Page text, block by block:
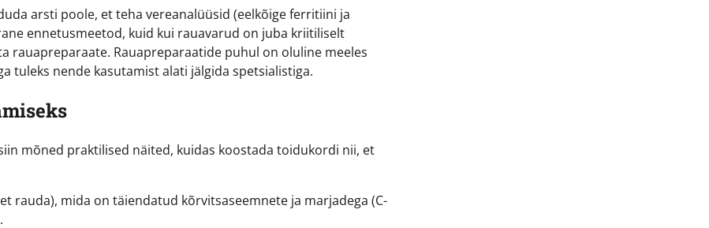
arsti poole, et teha vereanalüüsid (eelkõige ferritiini ja
ennetusmeetod, kuid kui rauavarud on juba kriitiliselt
rauapreparaate. Rauapreparaatide puhul on oluline meeles
tuleks nende kasutamist alati jälgida spetsialistiga.
mõned praktilised näited, kuidas koostada toidukordi nii, et
rauda), mida on täiendatud kõrvitsaseemnete ja marjadega (C-